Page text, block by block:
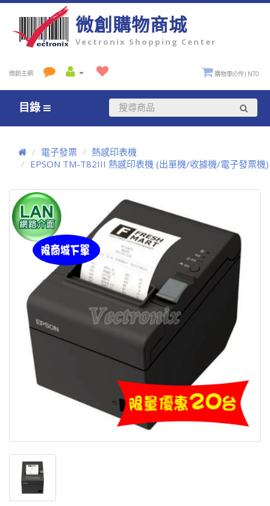
微創購物商城
Vectronix Shopping Center
微創主網 購物車(0件) NT0
目錄
電子發票
熱感印表機
EPSON TM-T82III 熱感印表機 (出單機/收據機/電子發票機